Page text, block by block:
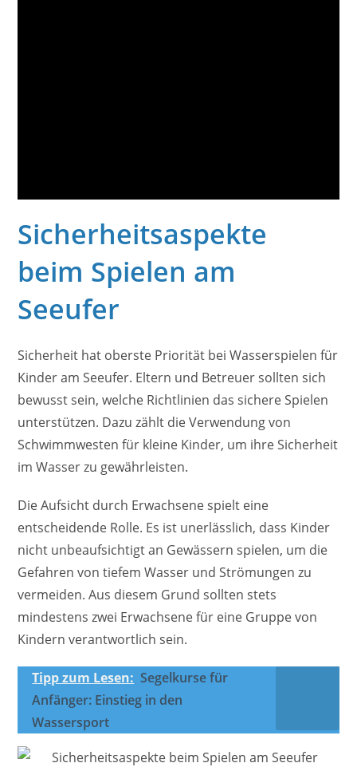
Sicherheitsaspekte
beim Spielen am
Seeufer
Sicherheit hat oberste Priorität bei Wasserspielen für
Kinder am Seeufer. Eltern und Betreuer sollten sich
bewusst sein, welche Richtlinien das sichere Spielen
unterstützen. Dazu zählt die Verwendung von
Schwimmwesten für kleine Kinder, um ihre Sicherheit
im Wasser zu gewährleisten.
Die Aufsicht durch Erwachsene spielt eine
entscheidende Rolle. Es ist unerlässlich, dass Kinder
nicht unbeaufsichtigt an Gewässern spielen, um die
Gefahren von tiefem Wasser und Strömungen zu
vermeiden. Aus diesem Grund sollten stets
mindestens zwei Erwachsene für eine Gruppe von
Kindern verantwortlich sein.
Tipp zum Lesen: Segelkurse für
Anfänger: Einstieg in den
Wassersport